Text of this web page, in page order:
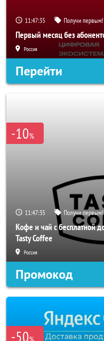
11:47:33 Получи первым!
Первый месяц без
Россия
Перейти
-10%
11:47:33 Получи первым!
Кофе и чай с бесплатной
Tasty Coffee
Россия
Промокод
-50%